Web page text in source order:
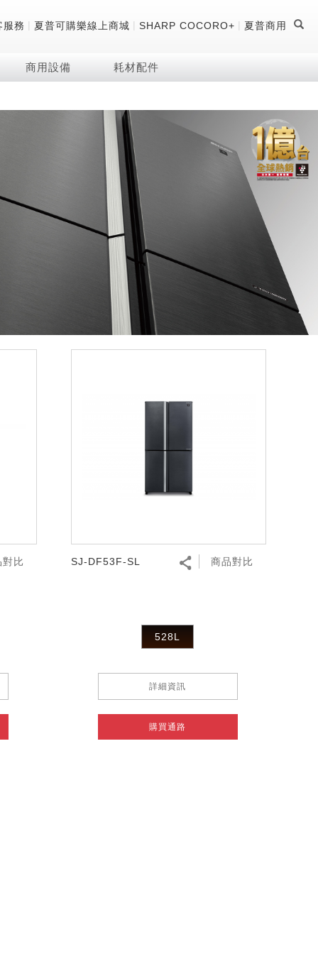
服務 | 夏普可購樂線上商城 | SHARP COCORO+ | 夏普商用
商用設備 耗材配件
對比 SJ-DF53F-SL 商品對比
528L
詳細資訊
購買通路